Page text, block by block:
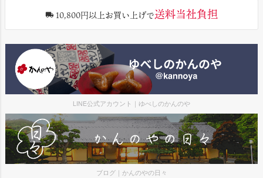
10,800円以上お買い上げで送料当社負担
LINE公式アカウント｜ゆべしのかんのや
ブログ｜かんのやの日々